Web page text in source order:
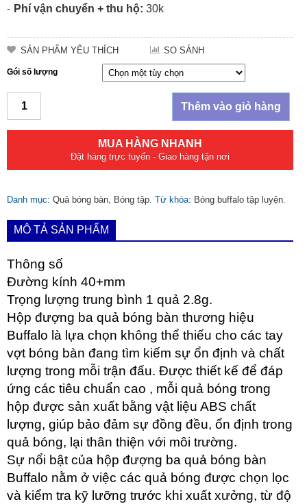
Phí vận chuyển + thu hộ: 30k
SẢN PHẨM YÊU THÍCH SO SÁNH
Gói số lượng
Thêm vào giỏ hàng
MUA HÀNG NHANH
Đặt hàng trực tuyến - Giao hàng tận nơi
Danh mục: Quả bóng bàn Bóng tập Từ khóa: Bóng buffalo tập luyện
MÔ TẢ SẢN PHẨM
Thông số
Đường kính 40+mm
Trọng lượng trung bình 1 quả 2.8g.
Hộp đượng ba quả bóng bàn thương hiệu
Buffalo là lựa chọn không thể thiếu cho các tay
vợt bóng bàn đang tìm kiếm sự ổn định và chất
lượng trong mỗi trận đấu. Được thiết kế để đáp
ứng các tiêu chuẩn cao , mỗi quả bóng trong
hộp được sản xuất bằng vật liệu ABS chất
lượng, giúp bảo đảm sự đồng đều, ổn định trong
quả bóng, lại thân thiện với môi trường.
Sự nổi bật của hộp đượng ba quả bóng bàn
Buffalo nằm ở việc các quả bóng được chọn lọc
và kiểm tra kỹ lưỡng trước khi xuất xưởng, từ độ